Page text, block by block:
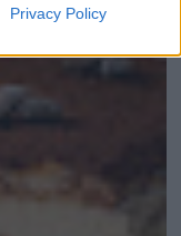
Privacy Policy